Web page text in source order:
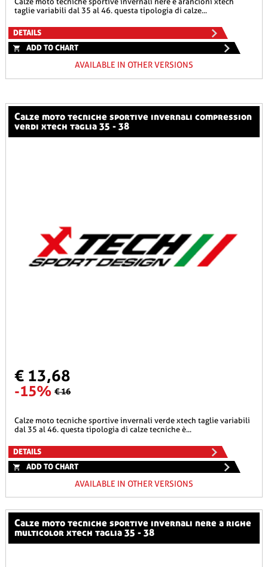
taglie variabili dal 35 al 46. questa tipologia di calze...
DETAILS
ADD TO CHART
AVAILABLE IN OTHER VERSIONS
calze moto tecniche sportive invernali compression
verdi xtech taglia 35 - 38
€ 13,68
-15% € 16
calze moto tecniche sportive invernali verde xtech taglie variabili
dal 35 al 46. questa tipologia di calze tecniche è...
DETAILS
ADD TO CHART
AVAILABLE IN OTHER VERSIONS
calze moto tecniche sportive invernali nere a righe
multicolor xtech taglia 35 - 38